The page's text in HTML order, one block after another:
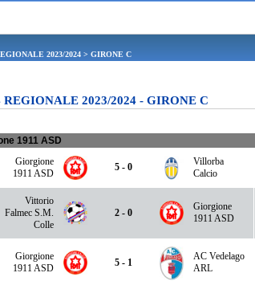
2023/2024> GIRONE C
REGIONALE 2023/2024 - GIRONE C
1911 ASD
Giorgione
1911 ASD
5 - 0
Villorba
Calcio
Vittorio
Falmec S.M.
Colle
2 - 0
Giorgione
1911 ASD
Giorgione
1911 ASD
5 - 1
AC Vedelago
ARL